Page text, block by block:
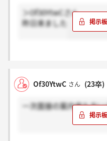
＞Of30YtwCさん
昨日来ました
Of30YtwC さん (23卒)
一次面接の案内来た方